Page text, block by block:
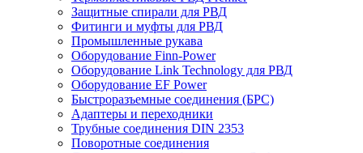
Защитные спирали для РВД
Фитинги и муфты для РВД
Промышленные рукава
Оборудование Finn-Power
Оборудование Link Technology для РВД
Оборудование EF Power
Быстроразъемные соединения (БРС)
Адаптеры и переходники
Трубные соединения DIN 2353
Поворотные соединения